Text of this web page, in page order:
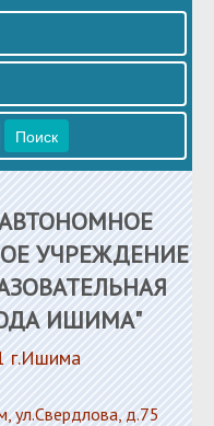
УЧРЕЖДЕНИЕ
ИШИМА"
ул.Свердлова, д.75